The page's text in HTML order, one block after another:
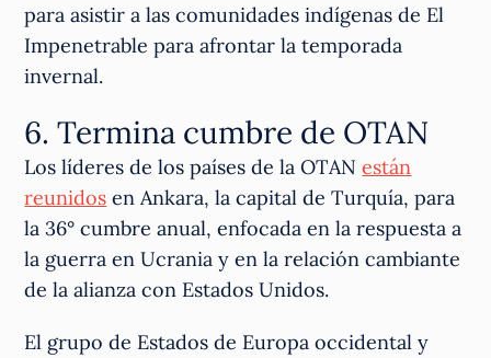
para asistir a las comunidades indígenas de El
Impenetrable para afrontar la temporada
invernal.
6. Termina cumbre de OTAN
Los líderes de los países de la OTANestán
reunidos en Ankara, la capital de Turquía, para
la 36° cumbre anual, enfocada en la respuesta a
la guerra en Ucrania y en la relación cambiante
de la alianza con Estados Unidos.
El grupo de Estados de Europa occidental y